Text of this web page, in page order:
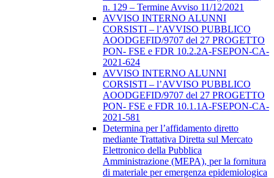
n. 129 – Termine Avviso 11/12/2021
AVVISO INTERNO ALUNNI
CORSISTI – l’AVVISO PUBBLICO
AOODGEFID/9707 del 27 PROGETTO
PON- FSE e FDR 10.2.2A-FSEPON-CA-
2021-624
AVVISO INTERNO ALUNNI
CORSISTI – l’AVVISO PUBBLICO
AOODGEFID/9707 del 27 PROGETTO
PON- FSE e FDR 10.1.1A-FSEPON-CA-
2021-581
Determina per l’affidamento diretto
mediante Trattativa Diretta sul Mercato
Elettronico della Pubblica
Amministrazione (MEPA), per la fornitura
di materiale per emergenza epidemiologica